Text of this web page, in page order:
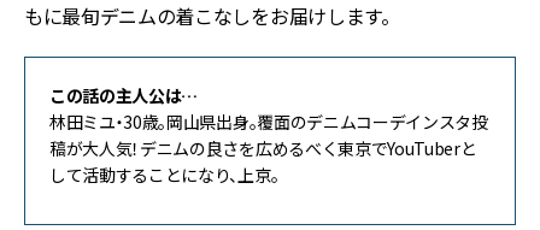
もに最旬デニムの着こなしをお届けします。
この話の主人公は…
林田ミユ・30歳。岡山県出身。覆面のデニムコーデインスタ投
稿が大人気！デニムの良さを広めるべく東京でYouTuberと
して活動することになり、上京。